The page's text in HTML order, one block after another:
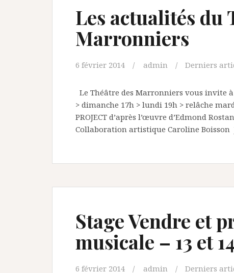
Les actualités du
Marronniers
6 février 2014 admin Derniers
Le Théâtre des Marronniers vous
> dimanche 17h > lundi 19h > relâche
PROJECT d’après l’œuvre d’Edmond
Collaboration artistique Caroline
Stage Vendre et
musicale – 13 et
6 février 2014 admin Derniers